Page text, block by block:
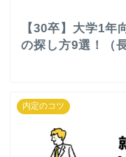
【30卒】大学1年
の探し方9選！（
内定のコツ